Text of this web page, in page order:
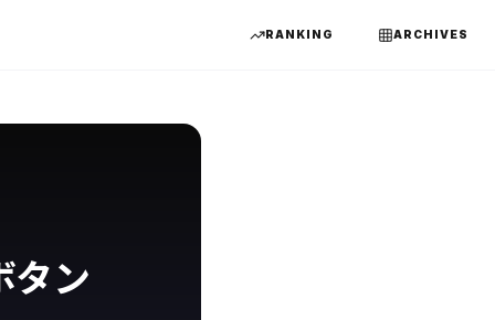
RANKING ARCHIVES
タン